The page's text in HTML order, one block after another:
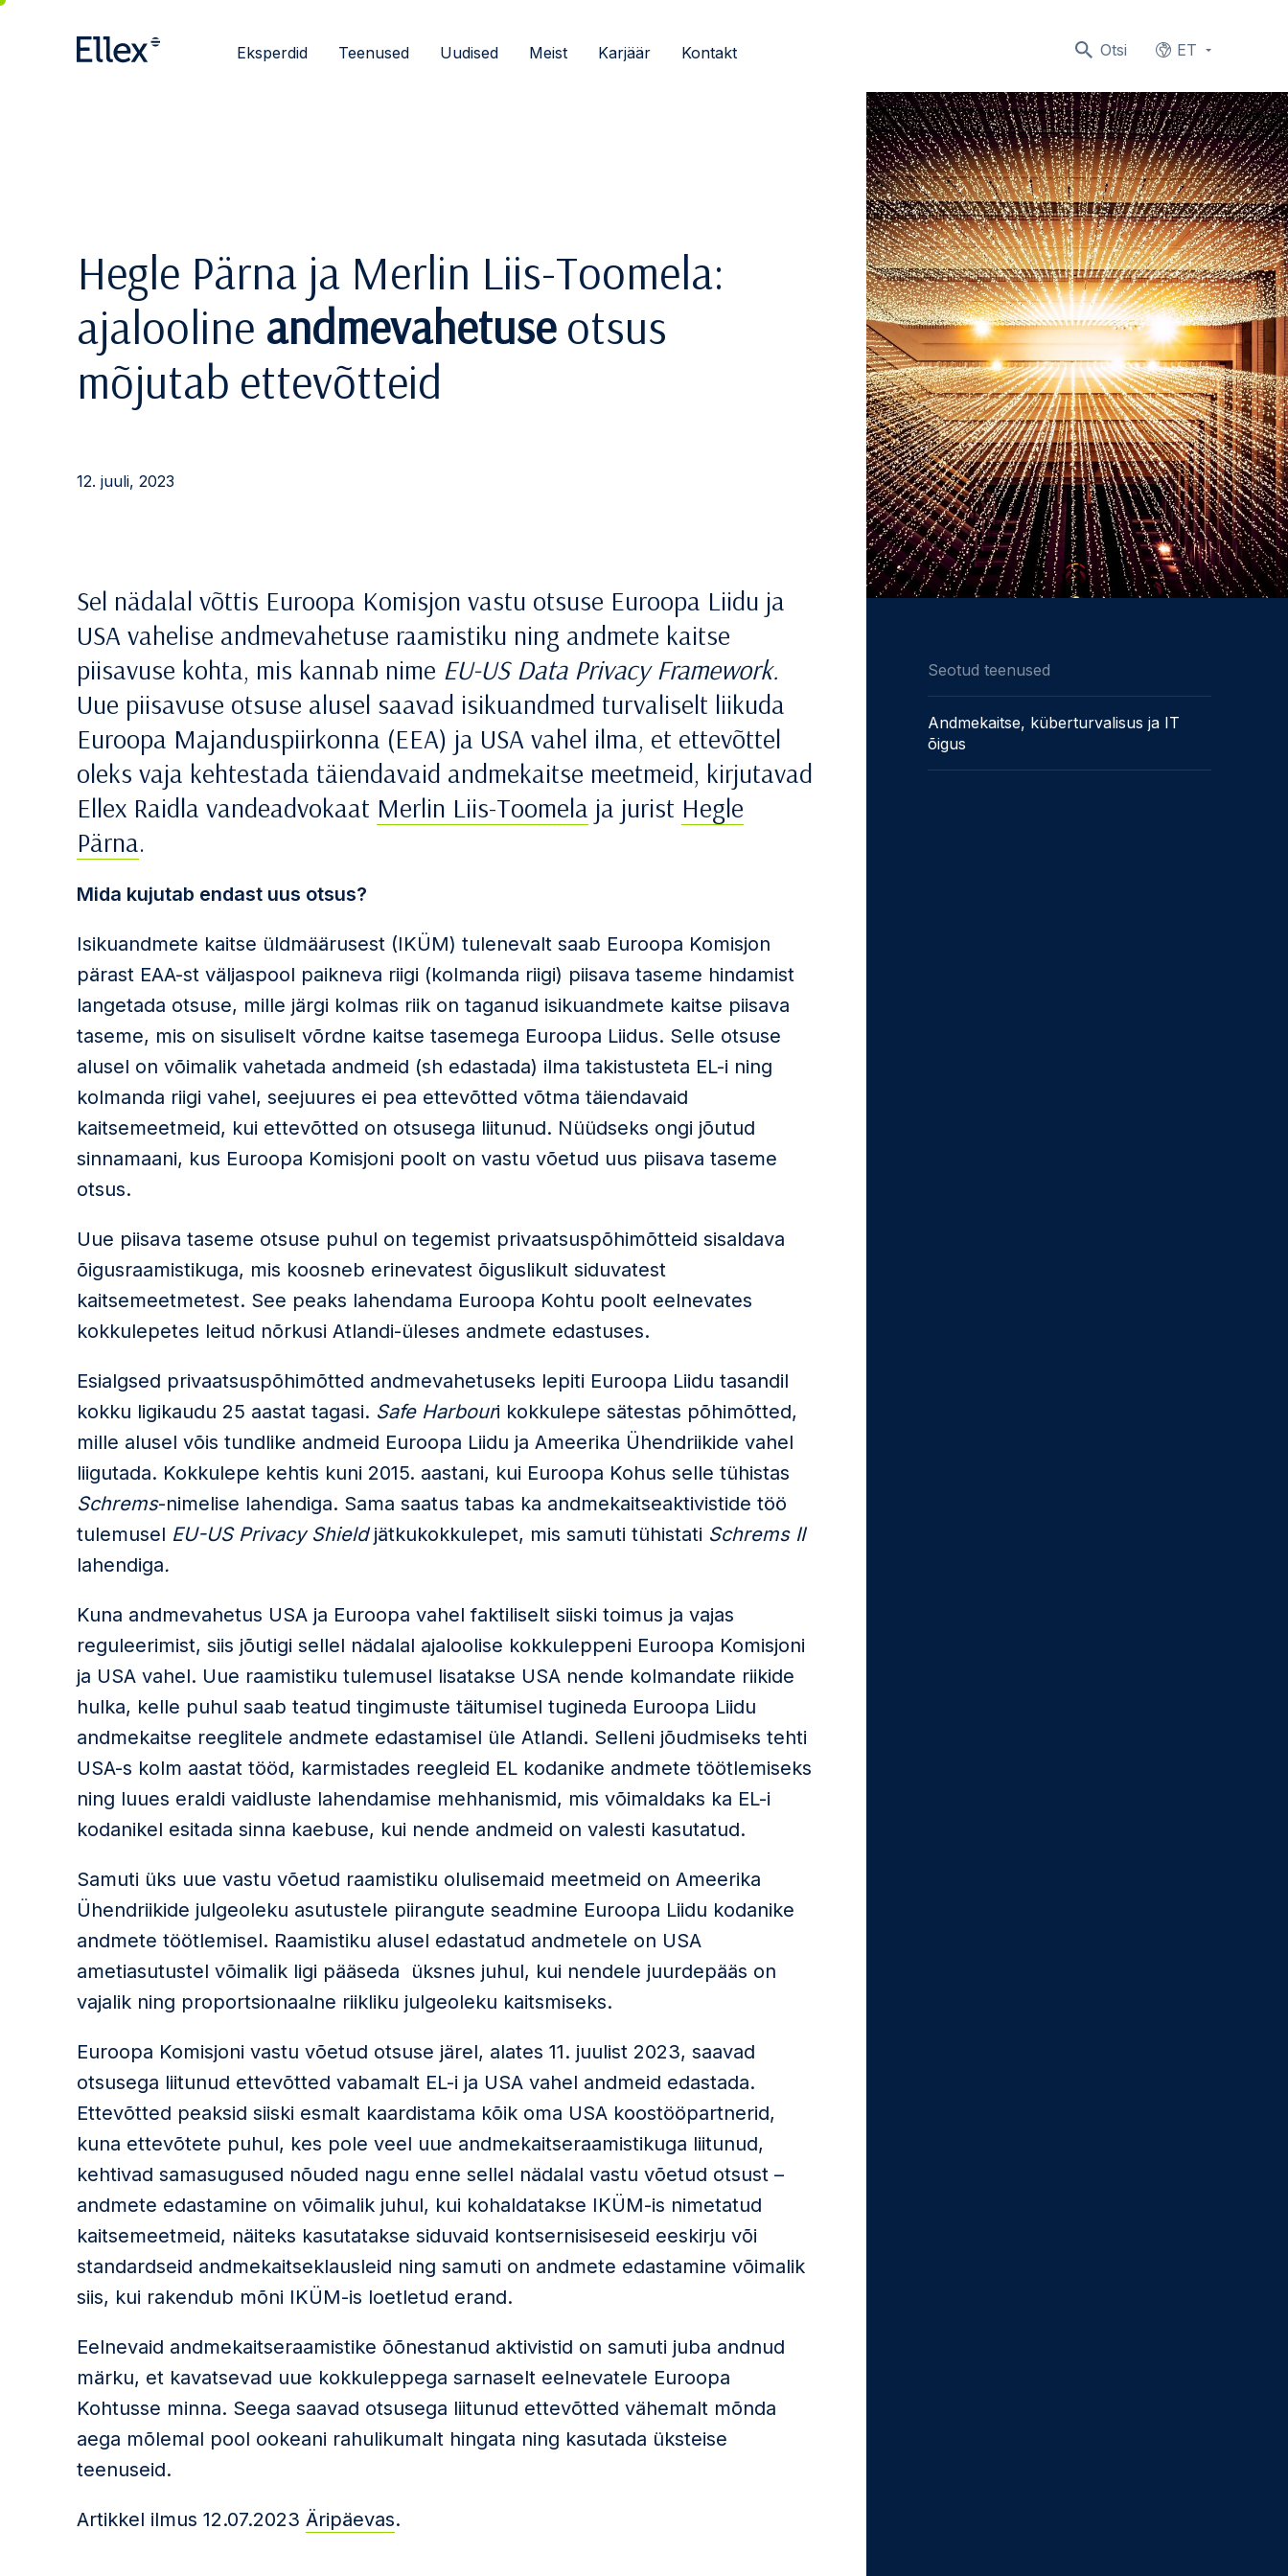
Otsi ET
Eksperdid Teenused Uudised Meist Karjäär Kontakt
Hegle Pärna ja Merlin Liis-Toomela:
ajalooline andmevahetuseotsus
mõjutab ettevõtteid
12. juuli, 2023
Sel nädalal võttis Euroopa Komisjon vastu otsuse Euroopa Liidu ja
USA vahelise andmevahetuse raamistiku ning andmete kaitse
piisavuse kohta, mis kannab nime EU-US Data Privacy Framework.
Uue piisavuse otsuse alusel saavad isikuandmed turvaliselt liikuda
Euroopa Majanduspiirkonna (EEA) ja USA vahel ilma, et ettevõttel
oleks vaja kehtestada täiendavaid andmekaitse meetmeid, kirjutavad
Ellex Raidla vandeadvokaat Merlin Liis-Toomela ja jurist Hegle
Pärna.
Mida kujutab endast uus otsus?
Isikuandmete kaitse üldmäärusest (IKÜM) tulenevalt saab Euroopa Komisjon
pärast EAA-st väljaspool paikneva riigi (kolmanda riigi) piisava taseme hindamist
langetada otsuse, mille järgi kolmas riik on taganud isikuandmete kaitse piisava
taseme, mis on sisuliselt võrdne kaitse tasemega Euroopa Liidus. Selle otsuse
alusel on võimalik vahetada andmeid (sh edastada) ilma takistusteta EL-i ning
kolmanda riigi vahel, seejuures ei pea ettevõtted võtma täiendavaid
kaitsemeetmeid, kui ettevõtted on otsusega liitunud. Nüüdseks ongi jõutud
sinnamaani, kus Euroopa Komisjoni poolt on vastu võetud uus piisava taseme
otsus.
Uue piisava taseme otsuse puhul on tegemist privaatsuspõhimõtteid sisaldava
õigusraamistikuga, mis koosneb erinevatest õiguslikult siduvatest
kaitsemeetmetest. See peaks lahendama Euroopa Kohtu poolt eelnevates
kokkulepetes leitud nõrkusi Atlandi-üleses andmete edastuses.
Esialgsed privaatsuspõhimõtted andmevahetuseks lepiti Euroopa Liidu tasandil
kokku ligikaudu 25 aastat tagasi. Safe Harbouri kokkulepe sätestas põhimõtted,
mille alusel võis tundlike andmeid Euroopa Liidu ja Ameerika Ühendriikide vahel
liigutada. Kokkulepe kehtis kuni 2015. aastani, kui Euroopa Kohus selle tühistas
Schrems-nimelise lahendiga. Sama saatus tabas ka andmekaitseaktivistide töö
tulemusel EU-US Privacy Shieldjätkukokkulepet, mis samuti tühistati Schrems II
lahendiga.
Kuna andmevahetus USA ja Euroopa vahel faktiliselt siiski toimus ja vajas
reguleerimist, siis jõutigi sellel nädalal ajaloolise kokkuleppeni Euroopa Komisjoni
ja USA vahel. Uue raamistiku tulemusel lisatakse USA nende kolmandate riikide
hulka, kelle puhul saab teatud tingimuste täitumisel tugineda Euroopa Liidu
andmekaitse reeglitele andmete edastamisel üle Atlandi. Selleni jõudmiseks tehti
USA-s kolm aastat tööd, karmistades reegleid EL kodanike andmete töötlemiseks
ning luues eraldi vaidluste lahendamise mehhanismid, mis võimaldaks ka EL-i
kodanikel esitada sinna kaebuse, kui nende andmeid on valesti kasutatud.
Samuti üks uue vastu võetud raamistiku olulisemaid meetmeid on Ameerika
Ühendriikide julgeoleku asutustele piirangute seadmine Euroopa Liidu kodanike
andmete töötlemisel. Raamistiku alusel edastatud andmetele on USA
ametiasutustel võimalik ligi pääseda üksnes juhul, kui nendele juurdepääs on
vajalik ning proportsionaalne riikliku julgeoleku kaitsmiseks.
Euroopa Komisjoni vastu võetud otsuse järel, alates 11. juulist 2023, saavad
otsusega liitunud ettevõtted vabamalt EL-i ja USA vahel andmeid edastada.
Ettevõtted peaksid siiski esmalt kaardistama kõik oma USA koostööpartnerid,
kuna ettevõtete puhul, kes pole veel uue andmekaitseraamistikuga liitunud,
kehtivad samasugused nõuded nagu enne sellel nädalal vastu võetud otsust –
andmete edastamine on võimalik juhul, kui kohaldatakse IKÜM-is nimetatud
kaitsemeetmeid, näiteks kasutatakse siduvaid kontsernisiseseid eeskirju või
standardseid andmekaitseklausleid ning samuti on andmete edastamine võimalik
siis, kui rakendub mõni IKÜM-is loetletud erand.
Eelnevaid andmekaitseraamistike õõnestanud aktivistid on samuti juba andnud
märku, et kavatsevad uue kokkuleppega sarnaselt eelnevatele Euroopa
Kohtusse minna. Seega saavad otsusega liitunud ettevõtted vähemalt mõnda
aega mõlemal pool ookeani rahulikumalt hingata ning kasutada üksteise
teenuseid.
Artikkel ilmus 12.07.2023 Äripäevas.
Seotud teenused
Andmekaitse, küberturvalisus ja IT
õigus